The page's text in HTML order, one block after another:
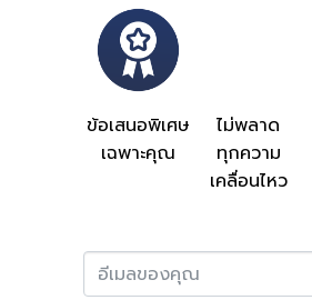
ข้อเสนอพิเศษ
เฉพาะคุณ
ไม่พลาด
ทุกความ
เคลื่อนไหว